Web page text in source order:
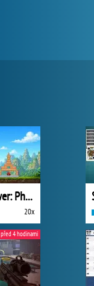
One Shot Tower: Physics Destroyer
20x
před 4 hodinami